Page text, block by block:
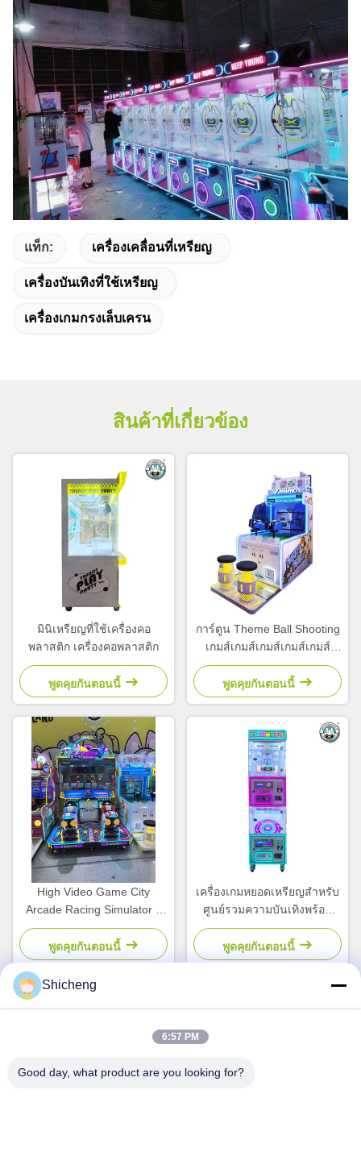
แท็ก: เครื่องเคลื่อนที่เหรียญ
เครื่องบันเทิงที่ใช้เหรียญ
เครื่องเกมกรงเล็บเครน
สินค้าที่เกี่ยวข้อง
มินิเหรียญที่ใช้เครื่องคอ
พลาสติก เครื่องคอพลาสติก
พูดคุยกันตอนนี้
การ์ตูน Theme Ball Shooting
เกมส์เกมส์เกมส์เกมส์เกมส์
เกมส์
พูดคุยกันตอนนี้
High Video Game City
Arcade Racing Simulator 2
Player เครื่องขายของสําหรับ
เด็ก
พูดคุยกันตอนนี้
เครื่องเกมหยอดเหรียญสำหรับ
ศูนย์รวมความบันเทิงพร้อม
เครื่องรับธนบัตร
พูดคุยกันตอนนี้
ที่อยู่
Shicheng
6:57 PM
Good day, what product are you looking for?